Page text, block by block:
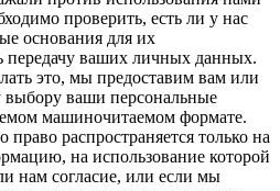
проверить, есть ли у нас
основания для их
передачу ваших личных данных.
это, мы предоставим вам или
выбору ваши персональные
машиночитаемом формате.
распространяется только на
на использование которой
нам согласие, или если мы